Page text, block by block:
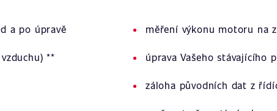
a po úpravě měření výkonu motoru na
** úprava Vašeho stávajícího
záloha původních dat z